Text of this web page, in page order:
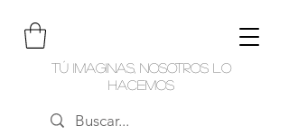
Tú imaginas, nosotros lo
hacemos